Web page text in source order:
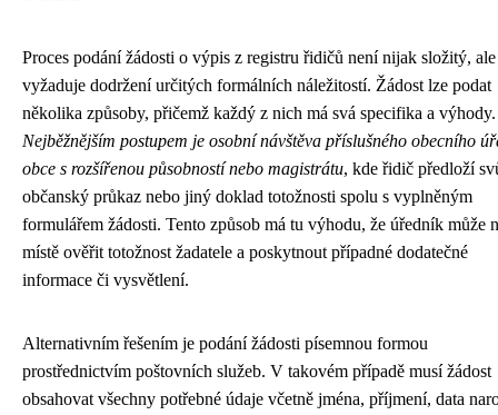
Proces podání žádosti o výpis z registru řidičů není nijak složitý, ale
vyžaduje dodržení určitých formálních náležitostí. Žádost lze podat
několika způsoby, přičemž každý z nich má svá specifika a výhody.
Nejběžnějším postupem je osobní návštěva příslušného obecního
obce s rozšířenou působností nebo magistrátu, kde řidič předloží
občanský průkaz nebo jiný doklad totožnosti spolu s vyplněným
formulářem žádosti. Tento způsob má tu výhodu, že úředník může
místě ověřit totožnost žadatele a poskytnout případné dodatečné
informace či vysvětlení.
Alternativním řešením je podání žádosti písemnou formou
prostřednictvím poštovních služeb. V takovém případě musí žádost
obsahovat všechny potřebné údaje včetně jména, příjmení, data